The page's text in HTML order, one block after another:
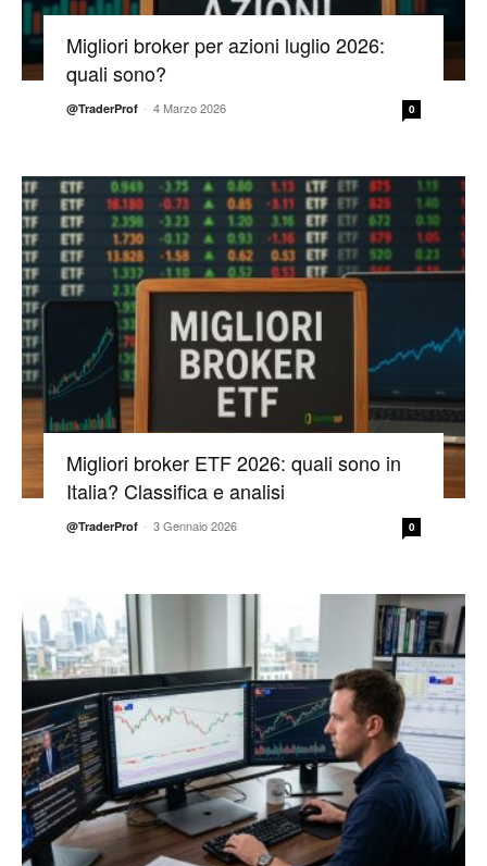
Migliori broker per azioni luglio 2026:
quali sono?
@TraderProf - 4 Marzo 2026 0
Migliori broker ETF 2026: quali sono in
Italia? Classifica e analisi
@TraderProf - 3 Gennaio 2026 0